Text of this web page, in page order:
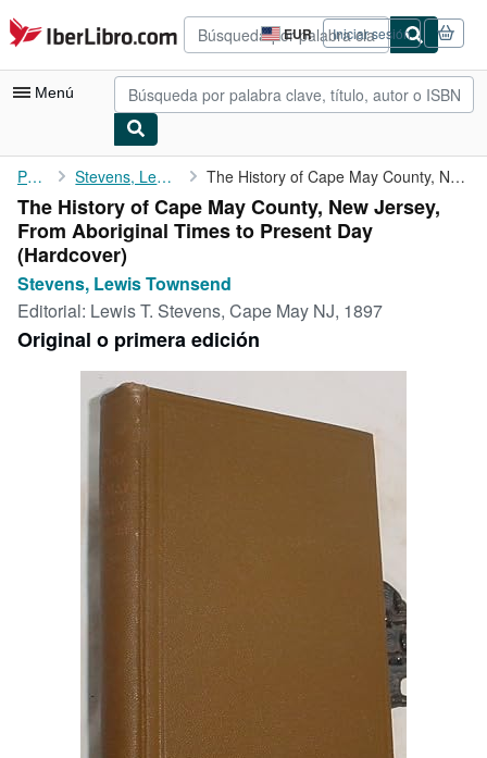
Pasar al contenido principal
IberLibro.com EUR
Preferencias
de
compra
del
Iniciar sesión
Menú
Mi cuenta
Consultar mis pedidos
Búsqueda avanzada
Colecciones
Vendedores
Comenzar a vender
Portada Stevens, Lewis Townsend The History of Cape May County, New Jersey, From Aboriginal ...
The History of Cape May County, New Jersey,
From Aboriginal Times to Present Day
(Hardcover)
Stevens, Lewis Townsend
Editorial: Lewis T. Stevens, Cape May NJ, 1897
Original o primera edición